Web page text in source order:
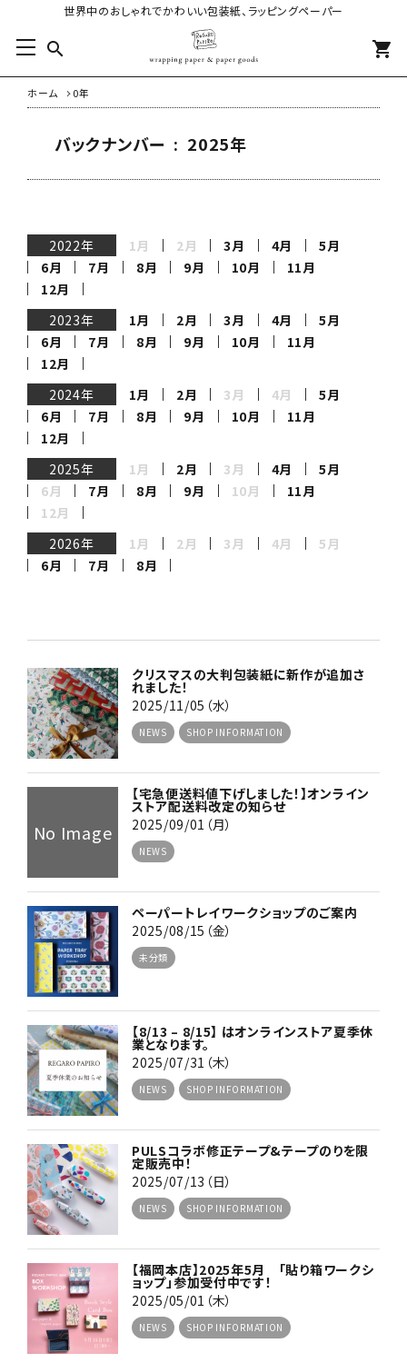
世界中のおしゃれでかわいい包装紙、ラッピングペーパー
search shopping_cart
ホーム 0年
バックナンバー : 2025年
2022年 1月 2月 3月 4月
5月
6月
7月 8月 9月 10月
11月
12月
2023年
1月 2月 3月 4月
5月
6月
7月 8月 9月 10月
11月
12月
2024年
1月 2月 3月 4月
5月
6月
7月 8月 9月 10月
11月
12月
2025年
1月 2月 3月 4月
5月
6月
7月 8月 9月 10月
11月
12月
2026年
1月 2月 3月 4月
5月
6月
7月 8月
クリスマスの大判包装紙に新作が追加さ
れました！
2025/11/05（水）
NEWS SHOP INFORMATION
No Image
【宅急便送料値下げしました！】オンライン
ストア配送料改定の知らせ
2025/09/01（月）
NEWS
ペーパートレイワークショップのご案内
2025/08/15（金）
未分類
【8/13 – 8/15】 はオンラインストア夏季休
業となります。
2025/07/31（木）
NEWS SHOP INFORMATION
PULSコラボ修正テープ&テープのりを限
定販売中！
2025/07/13（日）
NEWS SHOP INFORMATION
【福岡本店】2025年5月 「貼り箱ワークシ
ョップ」参加受付中です！
2025/05/01（木）
NEWS SHOP INFORMATION